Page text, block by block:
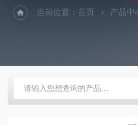
当前位置：首页 产品中